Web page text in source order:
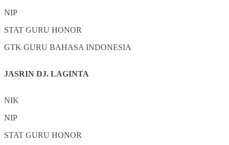
NIP
STAT GURU HONOR
GTK GURU BAHASA INDONESIA
JASRIN DJ. LAGINTA
NIK
NIP
STAT GURU HONOR